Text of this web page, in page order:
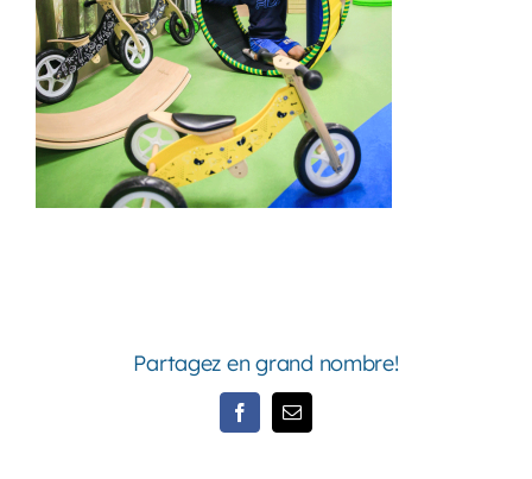
Partagez en grand nombre!
FacebookEmail